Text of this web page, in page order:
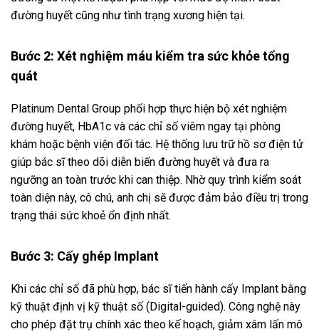
đường huyết cũng như tình trạng xương hiện tại.
Bước 2: Xét nghiệm máu kiểm tra sức khỏe tổng
quát
Platinum Dental Group phối hợp thực hiện bộ xét nghiệm
đường huyết, HbA1c và các chỉ số viêm ngay tại phòng
khám hoặc bệnh viện đối tác. Hệ thống lưu trữ hồ sơ điện tử
giúp bác sĩ theo dõi diễn biến đường huyết và đưa ra
ngưỡng an toàn trước khi can thiệp. Nhờ quy trình kiểm soát
toàn diện này, cô chú, anh chị sẽ được đảm bảo điều trị trong
trạng thái sức khoẻ ổn định nhất.
Bước 3: Cấy ghép Implant
Khi các chỉ số đã phù hợp, bác sĩ tiến hành cấy Implant bằng
kỹ thuật định vị kỹ thuật số (Digital-guided). Công nghệ này
cho phép đặt trụ chính xác theo kế hoạch, giảm xâm lấn mô